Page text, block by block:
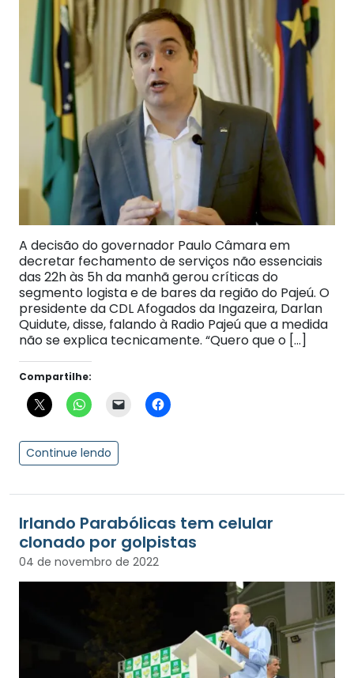
A decisão do governador Paulo Câmara em
decretar fechamento de serviços não essenciais
das 22h às 5h da manhã gerou críticas do
segmento logista e de bares da região do Pajeú. O
presidente da CDL Afogados da Ingazeira, Darlan
Quidute, disse, falando à Radio Pajeú que a medida
não se explica tecnicamente. “Quero que o […]
Compartilhe:
Continue lendo
Irlando Parabólicas tem celular
clonado por golpistas
04 de novembro de 2022